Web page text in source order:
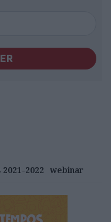
2022 webinar